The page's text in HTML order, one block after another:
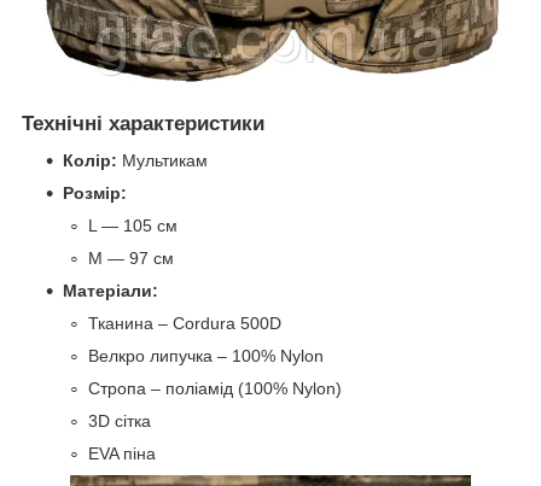
Технічні характеристики
Колір: Мультикам
Розмір:
L — 105 см
M — 97 см
Матеріали:
Тканина – Cordura 500D
Велкро липучка – 100% Nylon
Стропа – поліамід (100% Nylon)
3D сітка
EVA піна